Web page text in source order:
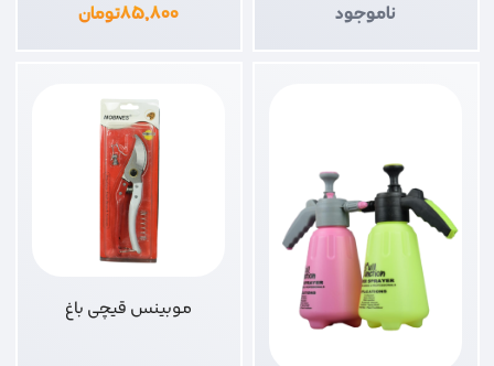
ناموجود ۸۵,۸۰۰تومان
موبینس قیچی باغ